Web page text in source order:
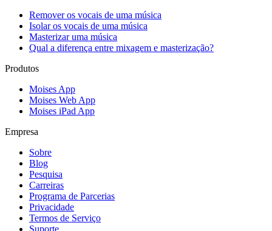
Remover os vocais de uma música
Isolar os vocais de uma música
Masterizar uma música
Qual a diferença entre mixagem e masterização?
Produtos
Moises App
Moises Web App
Moises iPad App
Empresa
Sobre
Blog
Pesquisa
Carreiras
Programa de Parcerias
Privacidade
Termos de Serviço
Suporte